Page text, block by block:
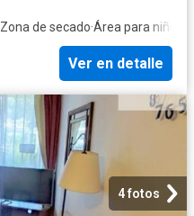
Zona de secado·Área para niños
Ver en detalle
4 fotos